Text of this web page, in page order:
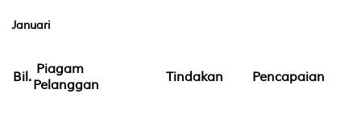
Januari
Bil. Piagam
Pelanggan
Tindakan Pencapaian